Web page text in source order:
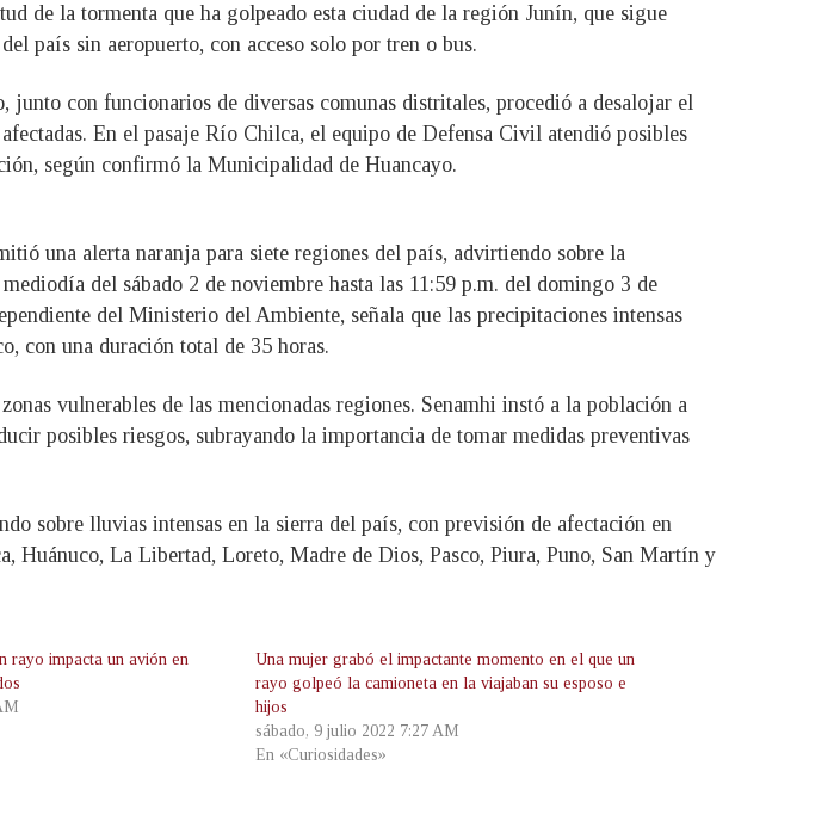
de la tormenta que ha golpeado esta ciudad de la región Junín, que sigue
país sin aeropuerto, con acceso solo por tren o bus.
con funcionarios de diversas comunas distritales, procedió a desalojar el
En el pasaje Río Chilca, el equipo de Defensa Civil atendió posibles
según confirmó la Municipalidad de Huancayo.
una alerta naranja para siete regiones del país, advirtiendo sobre la
del sábado 2 de noviembre hasta las 11:59 p.m. del domingo 3 de
del Ministerio del Ambiente, señala que las precipitaciones intensas
con una duración total de 35 horas.
vulnerables de las mencionadas regiones. Senamhi instó a la población a
posibles riesgos, subrayando la importancia de tomar medidas preventivas
sobre lluvias intensas en la sierra del país, con previsión de afectación en
Huánuco, La Libertad, Loreto, Madre de Dios, Pasco, Piura, Puno, San Martín y
rayo impacta un avión en
Una mujer grabó el impactante momento en el que un
rayo golpeó la camioneta en la viajaban su esposo e
hijos
sábado, 9 julio 2022 7:27 AM
En «Curiosidades»